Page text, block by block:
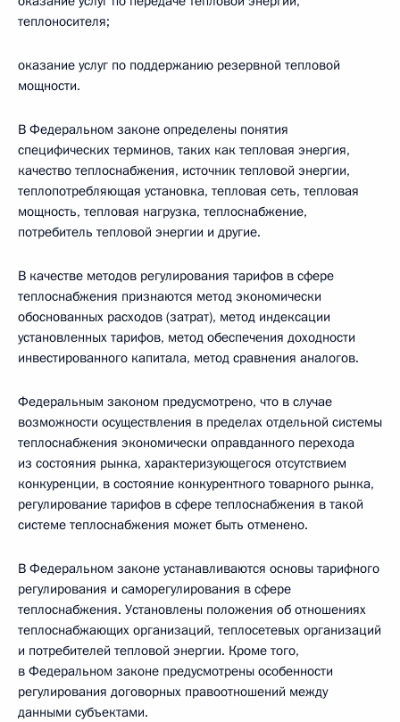
теплоносителя;
оказание услуг по поддержанию резервной тепловой
мощности.
В Федеральном законе определены понятия
специфических терминов, таких как тепловая энергия,
качество теплоснабжения, источник тепловой энергии,
теплопотребляющая установка, тепловая сеть, тепловая
мощность, тепловая нагрузка, теплоснабжение,
потребитель тепловой энергии и другие.
В качестве методов регулирования тарифов в сфере
теплоснабжения признаются метод экономически
обоснованных расходов (затрат), метод индексации
установленных тарифов, метод обеспечения доходности
инвестированного капитала, метод сравнения аналогов.
Федеральным законом предусмотрено, что в случае
возможности осуществления в пределах отдельной системы
теплоснабжения экономически оправданного перехода
из состояния рынка, характеризующегося отсутствием
конкуренции, в состояние конкурентного товарного рынка,
регулирование тарифов в сфере теплоснабжения в такой
системе теплоснабжения может быть отменено.
В Федеральном законе устанавливаются основы тарифного
регулирования и саморегулирования в сфере
теплоснабжения. Установлены положения об отношениях
теплоснабжающих организаций, теплосетевых организаций
и потребителей тепловой энергии. Кроме того,
в Федеральном законе предусмотрены особенности
регулирования договорных правоотношений между
данными субъектами.